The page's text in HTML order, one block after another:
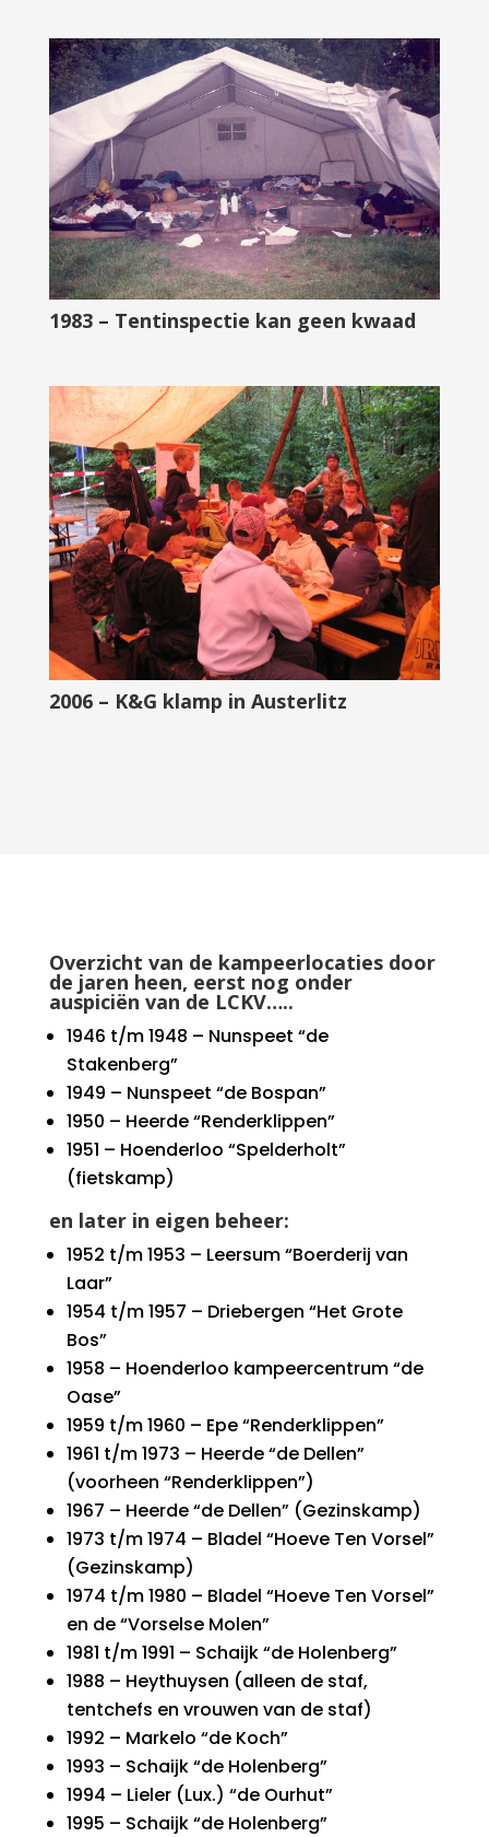
1983 – Tentinspectie kan geen kwaad
2006 – K&G klamp in Austerlitz
Overzicht van de kampeerlocaties door
de jaren heen, eerst nog onder
auspiciën van de LCKV…..
1946 t/m 1948 – Nunspeet “de
Stakenberg”
1949 – Nunspeet “de Bospan”
1950 – Heerde “Renderklippen”
1951 – Hoenderloo “Spelderholt”
(fietskamp)
en later in eigen beheer:
1952 t/m 1953 – Leersum “Boerderij van
Laar”
1954 t/m 1957 – Driebergen “Het Grote
Bos”
1958 – Hoenderloo kampeercentrum “de
Oase”
1959 t/m 1960 – Epe “Renderklippen”
1961 t/m 1973 – Heerde “de Dellen”
(voorheen “Renderklippen”)
1967 – Heerde “de Dellen” (Gezinskamp)
1973 t/m 1974 – Bladel “Hoeve Ten Vorsel”
(Gezinskamp)
1974 t/m 1980 – Bladel “Hoeve Ten Vorsel”
en de “Vorselse Molen”
1981 t/m 1991 – Schaijk “de Holenberg”
1988 – Heythuysen (alleen de staf,
tentchefs en vrouwen van de staf)
1992 – Markelo “de Koch”
1993 – Schaijk “de Holenberg”
1994 – Lieler (Lux.) “de Ourhut”
1995 – Schaijk “de Holenberg”